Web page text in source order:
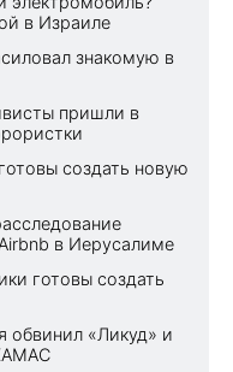
в Израиле
знакомую в
пришли в
создать новую
в Иерусалиме
готовы создать
обвинил «Ликуд» и